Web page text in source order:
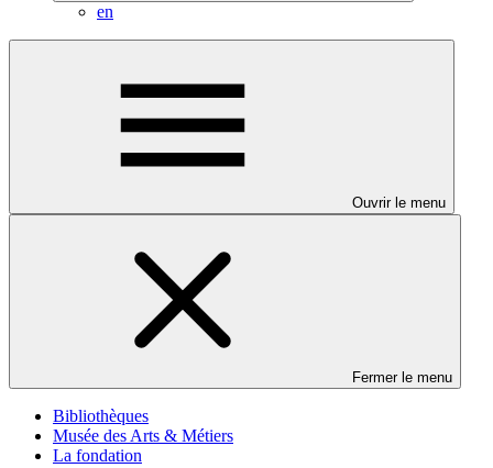
en
Ouvrir le menu
Fermer le menu
Bibliothèques
Musée des Arts & Métiers
La fondation